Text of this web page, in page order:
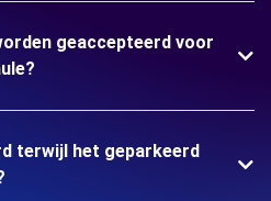
geaccepteerd voor
terwijl het geparkeerd